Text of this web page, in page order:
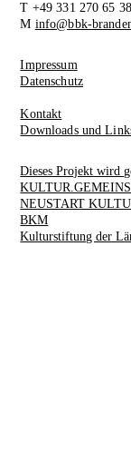
T +49 331 270 65
M info@bbk-
Impressum
Datenschutz
Kontakt
Downloads und
Dieses Projekt wird
NEUSTART
BKM
Kulturstiftung der